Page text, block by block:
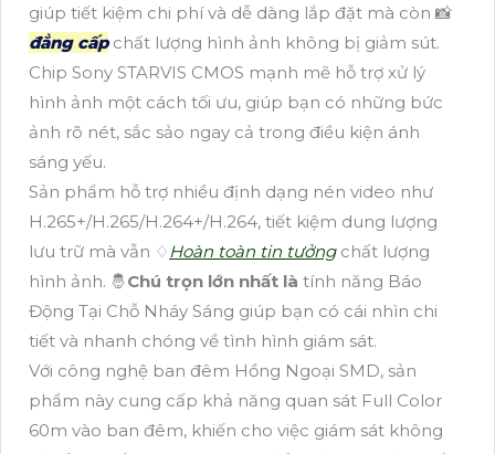
giúp tiết kiệm chi phí và dễ dàng lắp đặt mà còn 📸
đẳng cấpchất lượng hình ảnh không bị giảm sút.
Chip Sony STARVIS CMOS mạnh mẽ hỗ trợ xử lý
hình ảnh một cách tối ưu, giúp bạn có những bức
ảnh rõ nét, sắc sảo ngay cả trong điều kiện ánh
sáng yếu.
Sản phẩm hỗ trợ nhiều định dạng nén video như
H.265+/H.265/H.264+/H.264, tiết kiệm dung lượng
lưu trữ mà vẫn ♢ Hoàn toàn tin tưởngchất lượng
hình ảnh. 🤴 Chú trọn lớn nhất là tính năng Báo
Động Tại Chỗ Nháy Sáng giúp bạn có cái nhìn chi
tiết và nhanh chóng về tình hình giám sát.
Với công nghệ ban đêm Hồng Ngoại SMD, sản
phẩm này cung cấp khả năng quan sát Full Color
60m vào ban đêm, khiến cho việc giám sát không